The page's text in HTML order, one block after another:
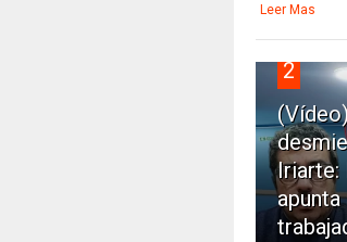
Leer Mas
2
Iriarte: